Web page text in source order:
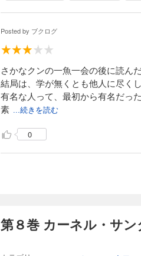
Posted by ブクログ
さかなクンの一魚一会の後に読ん
結局は、学が無くとも他人に尽く
有名な人って、最初から有名だっ
素
...続きを読む
0
第８巻 カーネル・サ